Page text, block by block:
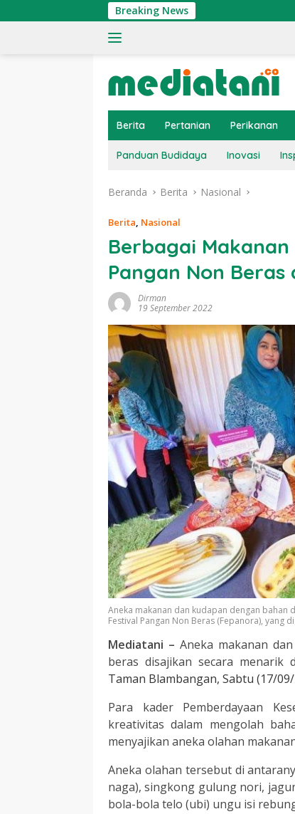
ke
Breaking News
Berita Pertanian Perikanan
Panduan Budidaya Inovasi
Beranda Berita Nasional
Berita, Nasional
Berbagai
Pangan Non
Dirman
19 September 2022
Aneka makanan dan kudapan dengan
Festival Pangan Non Beras (Fepanora), yang
Mediatani –Aneka makanan
beras disajikan secara menarik
Taman Blambangan, Sabtu (17/09/
Para kader Pemberdayaan
kreativitas dalam mengolah
menyajikan aneka olahan
Aneka olahan tersebut di
naga), singkong gulung nori,
bola-bola telo (ubi) ungu isi